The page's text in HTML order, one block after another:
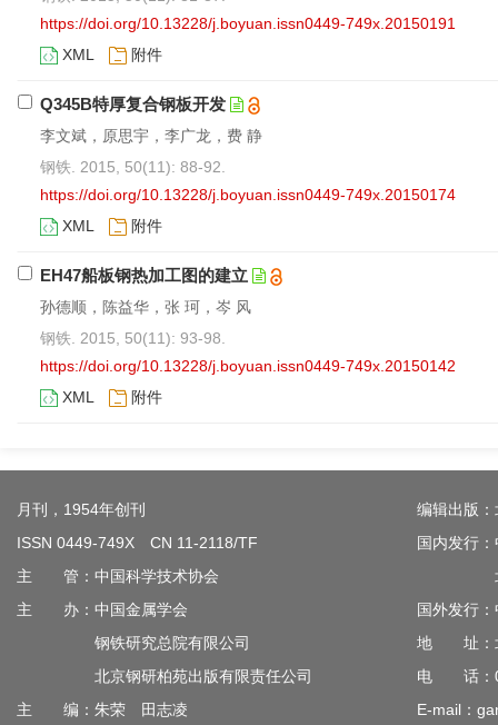
https://doi.org/10.13228/j.boyuan.issn0449-749x.20150191
XML
附件
Q345B特厚复合钢板开发
李文斌，原思宇，李广龙，费 静
钢铁. 2015, 50(11): 88-92.
https://doi.org/10.13228/j.boyuan.issn0449-749x.20150174
XML
附件
EH47船板钢热加工图的建立
孙德顺，陈益华，张 珂，岑 风
钢铁. 2015, 50(11): 93-98.
https://doi.org/10.13228/j.boyuan.issn0449-749x.20150142
XML
附件
月刊，1954年创刊
ISSN 0449-749X CN 11-2118/TF
主 管：中国科学技术协会
主 办：中国金属学会
钢铁研究总院有限公司
北京钢研柏苑出版有限责任公司
主 编：朱荣 田志凌
编辑出版
国内发行
北京钢
国外发行
地 址：北
电 话：
E-mail：